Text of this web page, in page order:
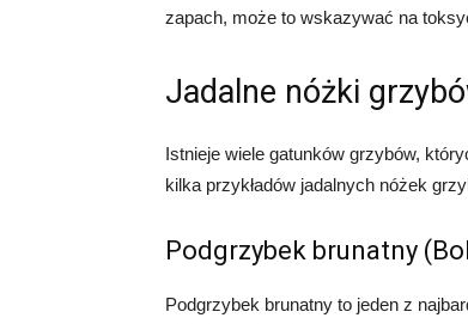
zapach, może to wskazywać na
Jadalne nóżki
Istnieje wiele gatunków grzybów,
kilka przykładów jadalnych nóżek
Podgrzybek brunatny
Podgrzybek brunatny to jeden z